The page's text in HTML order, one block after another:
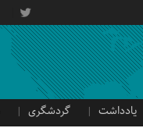
یادداشت گردشگری